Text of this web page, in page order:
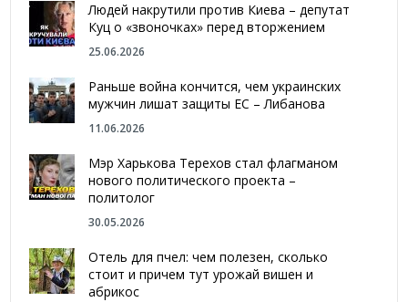
Людей накрутили против Киева – депутат
Куц о «звоночках» перед вторжением
25.06.2026
Раньше война кончится, чем украинских
мужчин лишат защиты ЕС – Либанова
11.06.2026
Мэр Харькова Терехов стал флагманом
нового политического проекта –
политолог
30.05.2026
Отель для пчел: чем полезен, сколько
стоит и причем тут урожай вишен и
абрикос